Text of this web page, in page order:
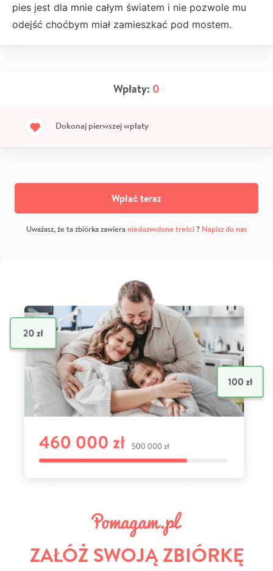
pies jest dla mnie całym światem i nie pozwole mu
odejść choćbym miał zamieszkać pod mostem.
Wpłaty: 0
Dokonaj pierwszej wpłaty
Wpłać teraz
Uważasz, że ta zbiórka zawiera niedozwolone treści? Napisz do nas
ZAŁÓŻ SWOJĄ ZBIÓRKĘ